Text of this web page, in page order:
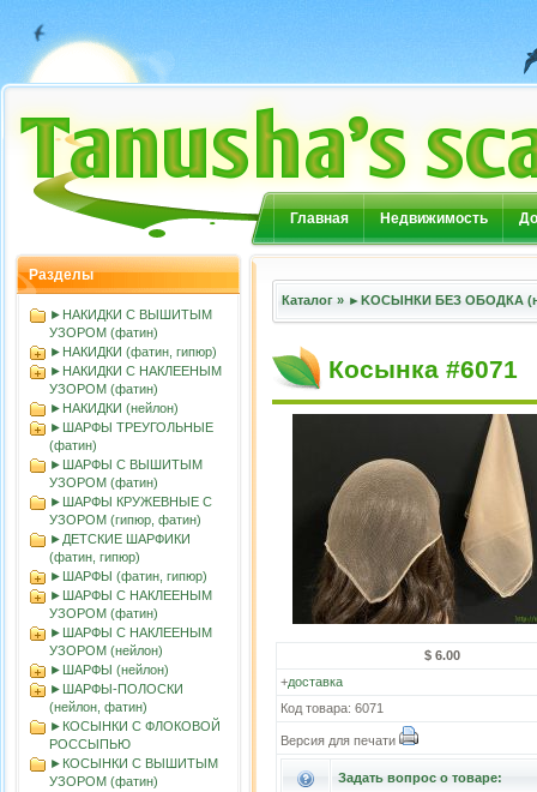
Главная Недвижимость
Разделы
►НАКИДКИ С ВЫШИТЫМ
УЗОРОМ (фатин)
►НАКИДКИ (фатин, гипюр)
►НАКИДКИ С НАКЛЕЕНЫМ
УЗОРОМ (фатин)
►НАКИДКИ (нейлон)
►ШАРФЫ ТРЕУГОЛЬНЫЕ
(фатин)
►ШАРФЫ С ВЫШИТЫМ
УЗОРОМ (фатин)
►ШАРФЫ КРУЖЕВНЫЕ С
УЗОРОМ (гипюр, фатин)
►ДЕТСКИЕ ШАРФИКИ
(фатин, гипюр)
►ШАРФЫ (фатин, гипюр)
►ШАРФЫ С НАКЛЕЕНЫМ
УЗОРОМ (фатин)
►ШАРФЫ С НАКЛЕЕНЫМ
УЗОРОМ (нейлон)
►ШАРФЫ (нейлон)
►ШАРФЫ-ПОЛОСКИ
(нейлон, фатин)
►КОСЫНКИ С ФЛОКОВОЙ
РОССЫПЬЮ
►КОСЫНКИ С ВЫШИТЫМ
УЗОРОМ (фатин)
Каталог » ►KOСЫНКИ БЕЗ ОБОДКА
Косынка #6071
$ 6.00
+доставка
Код товара: 6071
Версия для печати
Задать вопрос о товаре: